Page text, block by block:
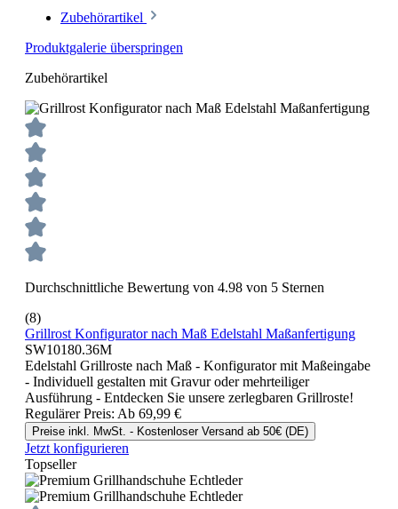
Zubehörartikel
Produktgalerie überspringen
Zubehörartikel
Durchschnittliche Bewertung von 4.98 von 5 Sternen
(8)
Grillrost Konfigurator nach Maß Edelstahl Maßanfertigung
SW10180.36M
Edelstahl Grillroste nach Maß - Konfigurator mit Maßeingabe
- Individuell gestalten mit Gravur oder mehrteiliger
Ausführung - Entdecken Sie unsere zerlegbaren Grillroste!
Regulärer Preis: Ab 69,99 €
Preise inkl. MwSt. - Kostenloser Versand ab 50€ (DE)
Jetzt konfigurieren
Topseller